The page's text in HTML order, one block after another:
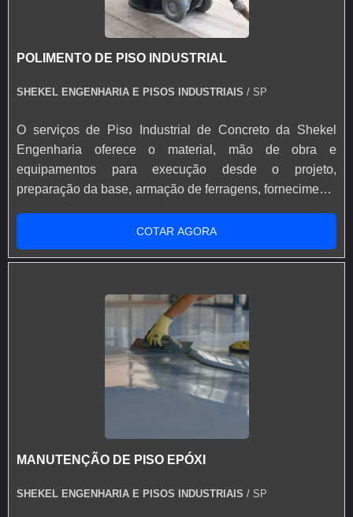
Polipropileno e/ou Vidro, que evitam fissuras devido
dilatação e retração do piso. A Shekel Engenharia
e pintura de Pisos Industriais, como Polimento,
parte do nosso rol de atividades, a execução das juntas
do piso e lábios poliméricos são de extrema importância
em projetos de Pisos industrias com alta capacidade de
POLIMENTO DE PISO INDUSTRIAL
SHEKEL ENGENHARIA E PISOS INDUSTRIAIS / SP
O serviços de Piso Industrial de Concreto da Shekel
Engenharia oferece o material, mão de obra e
equipamentos para execução desde o projeto,
preparação da base, armação de ferragens, fornecimento
nivelamento, acabamento (polido, float, vassourado,
desempenado, etc.) e corte das juntas. Todo processo de
administra as etapas de execução do piso de acordo
com projeto fornecido pelo cliente. A pavimentação de
Concreto pode ser armada em aço ou com telas de fiber
glass, entre outros aditivos para melhor desempenho do
piso como por exemplo as fibras sintéticas de
Polipropileno e/ou Vidro, que evitam fissuras devido
e pintura de Pisos Industriais, como Polimento,
COTAR AGORA
MANUTENÇÃO DE PISO EPÓXI
SHEKEL ENGENHARIA E PISOS INDUSTRIAIS / SP